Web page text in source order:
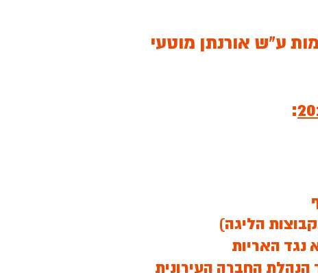
:
הליגה)
האריות
החברה העירונית